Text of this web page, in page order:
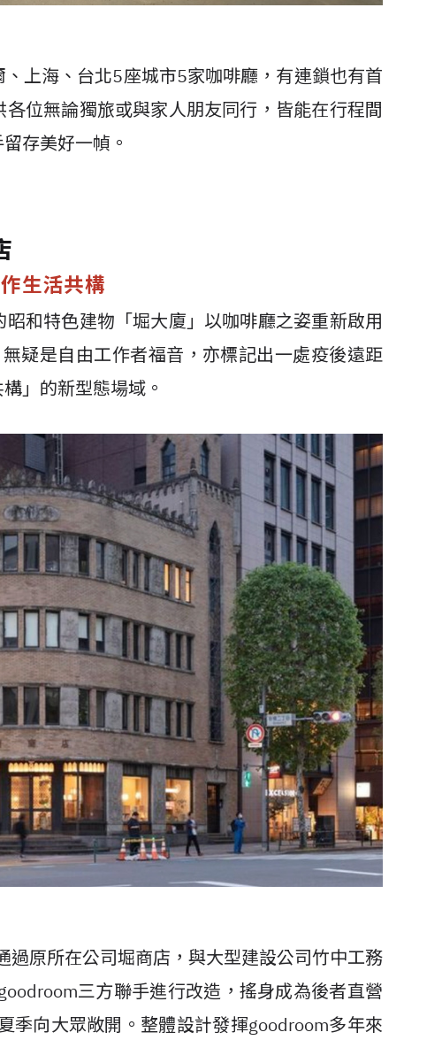
上海、台北5座城市5家咖啡廳，有連鎖也有首
位無論獨旅或與家人朋友同行，皆能在行程間
存美好一幀。
生活共構
和特色建物「堀大廈」以咖啡廳之姿重新啟用
疑是自由工作者福音，亦標記出一處疫後遠距
」的新型態場域。
原所在公司堀商店，與大型建設公司竹中工務
三方聯手進行改造，搖身成為後者直營
季向大眾敞開。整體設計發揮goodroom多年來